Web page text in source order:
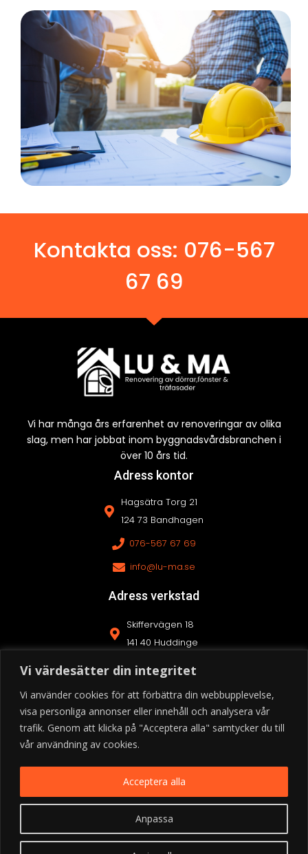
Vi värdesätter din integritet
Vi använder cookies för att förbättra din webbupplevelse,
visa personliga annonser eller innehåll och analysera vår
trafik. Genom att klicka på "Acceptera alla" samtycker du till
vår användning av cookies.
Anpassa
Acceptera alla
Kontakta oss: 076-567
67 69
Vi har många års erfarenhet av renoveringar av olika
slag, men har jobbat inom byggnadsvårdsbranchen i
över 10 års tid.
Adress kontor
Hagsätra Torg 21
124 73 Bandhagen
076-567 67 69
info@lu-ma.se
Adress verkstad
Skiffervägen 18
141 40 Huddinge
076-567 67 69
info@lu-ma.se
Lu-MaI All rights reserved. Developed by
Strahor